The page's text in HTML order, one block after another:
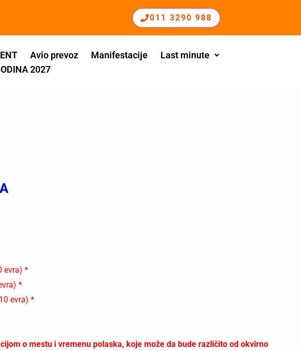
011 3290 988
Avio prevoz Manifestacije
Last minute
2027
evra) *
*
evra) *
o mestu i vremenu polaska, koje može da bude različito od okvirno